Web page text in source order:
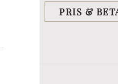
PRIS &